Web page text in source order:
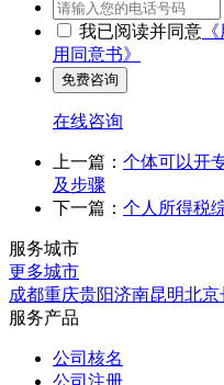
我已阅读并同意
用同意书》
在线咨询
上一篇： 个体可以开
及步骤
下一篇： 个人所得税
服务城市
更多城市
成都重庆贵阳济南昆明北京
服务产品
公司核名
公司注册